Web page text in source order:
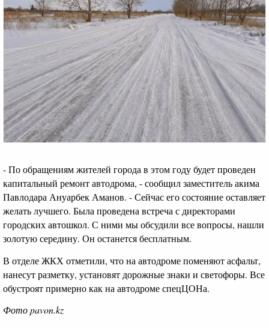
- По обращениям жителей города в этом году будет проведен
капитальный ремонт автодрома, - сообщил заместитель акима
Павлодара Ануарбек Аманов. - Сейчас его состояние оставляет
желать лучшего. Была проведена встреча с директорами
городских автошкол. С ними мы обсудили все вопросы, нашли
золотую середину. Он останется бесплатным.
В отделе ЖКХ отметили, что на автодроме поменяют асфальт,
нанесут разметку, установят дорожные знаки и светофоры. Все
обустроят примерно как на автодроме спецЦОНа.
Фото pavon.kz